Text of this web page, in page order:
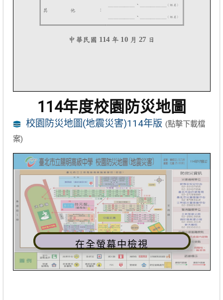
114年度校園防災地圖
校園防災地圖(地震災害)114年版 (點擊下載檔
案)
在全螢幕中檢視